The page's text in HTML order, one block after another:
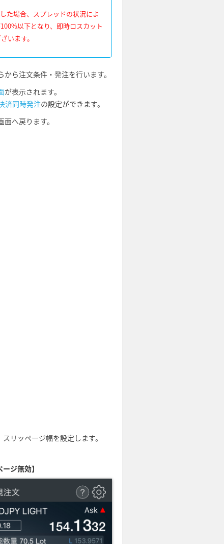
た場合、スプレッドの状況によ
以下となり、即時ロスカット
います。
ら注文条件・発注を行います。
が表示されます。
済同時発注の設定ができます。
へ戻ります。
リッページ幅を設定します。
ージ無効】